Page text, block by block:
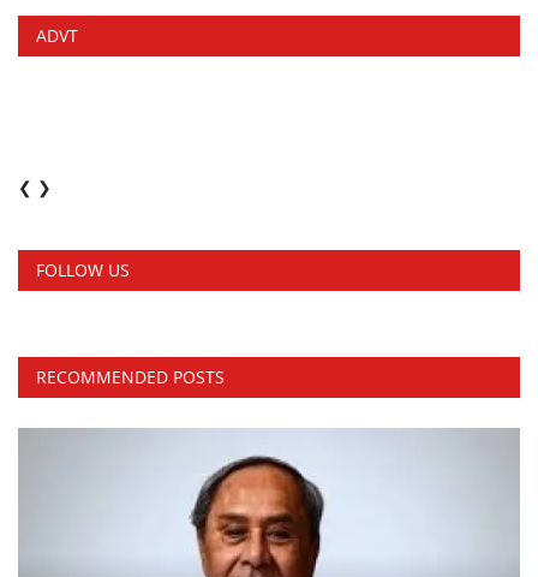
ADVT
❮ ❯
FOLLOW US
RECOMMENDED POSTS